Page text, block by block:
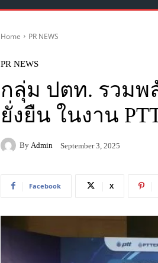
Home PR NEWS
PR NEWS
กลุ่ม ปตท. รวมพ
ยั่งยืน ในงาน
By Admin September 3, 2025
Facebook X